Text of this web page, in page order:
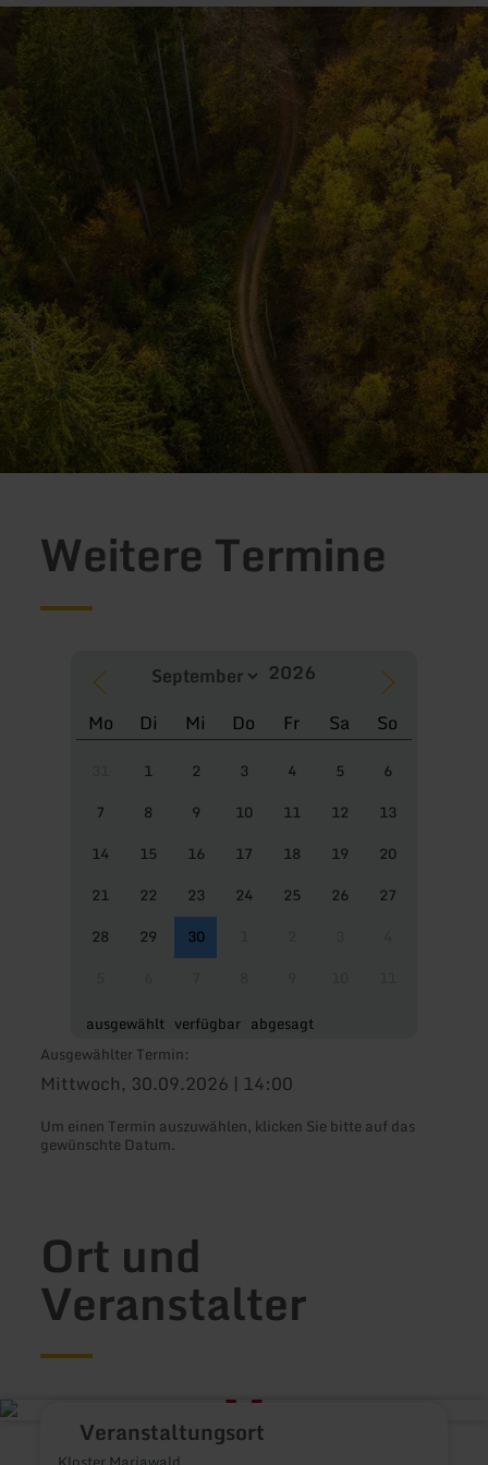
Weitere Termine
Mo Di Mi Do Fr Sa So
1 2 3 4 5
6
7
8 9 10 11 12
13
14
15 16 17 18 19
20
21
22 23 24 25 26
27
28
29 30
ausgewählt verfügbar abgesagt
Ausgewählter Termin:
Mittwoch, 30.09.2026 | 14:00
Um einen Termin auszuwählen, klicken Sie bitte auf das
gewünschte Datum.
Ort und
Veranstalter
Veranstaltungsort